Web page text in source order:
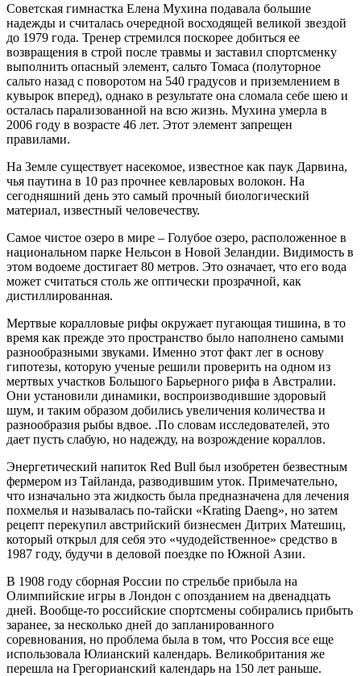
Советская гимнастка Елена Мухина подавала большие
надежды и считалась очередной восходящей великой звездой
до 1979 года. Тренер стремился поскорее добиться ее
возвращения в строй после травмы и заставил спортсменку
выполнить опасный элемент, сальто Томаса (полуторное
сальто назад с поворотом на 540 градусов и приземлением в
кувырок вперед), однако в результате она сломала себе шею и
осталась парализованной на всю жизнь. Мухина умерла в
2006 году в возрасте 46 лет. Этот элемент запрещен
правилами.
На Земле существует насекомое, известное как паук Дарвина,
чья паутина в 10 раз прочнее кевларовых волокон. На
сегодняшний день это самый прочный биологический
материал, известный человечеству.
Самое чистое озеро в мире – Голубое озеро, расположенное в
национальном парке Нельсон в Новой Зеландии. Видимость в
этом водоеме достигает 80 метров. Это означает, что его вода
может считаться столь же оптически прозрачной, как
дистиллированная.
Мертвые коралловые рифы окружает пугающая тишина, в то
время как прежде это пространство было наполнено самыми
разнообразными звуками. Именно этот факт лег в основу
гипотезы, которую ученые решили проверить на одном из
мертвых участков Большого Барьерного рифа в Австралии.
Они установили динамики, воспроизводившие здоровый
шум, и таким образом добились увеличения количества и
разнообразия рыбы вдвое. .По словам исследователей, это
дает пусть слабую, но надежду, на возрождение кораллов.
Энергетический напиток Red Bull был изобретен безвестным
фермером из Тайланда, разводившим уток. Примечательно,
что изначально эта жидкость была предназначена для лечения
похмелья и называлась по-тайски «Krating Daeng», но затем
рецепт перекупил австрийский бизнесмен Дитрих Матешиц,
который открыл для себя это «чудодейственное» средство в
1987 году, будучи в деловой поездке по Южной Азии.
В 1908 году сборная России по стрельбе прибыла на
Олимпийские игры в Лондон с опозданием на двенадцать
дней. Вообще-то российские спортсмены собирались прибыть
заранее, за несколько дней до запланированного
соревнования, но проблема была в том, что Россия все еще
использовала Юлианский календарь. Великобритания же
перешла на Грегорианский календарь на 150 лет раньше.